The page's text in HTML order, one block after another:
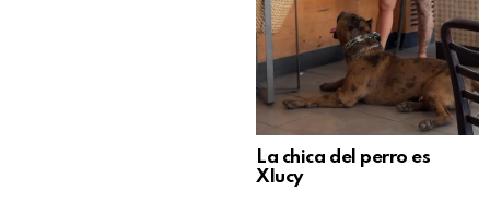
La chica del perro es
Xlucy